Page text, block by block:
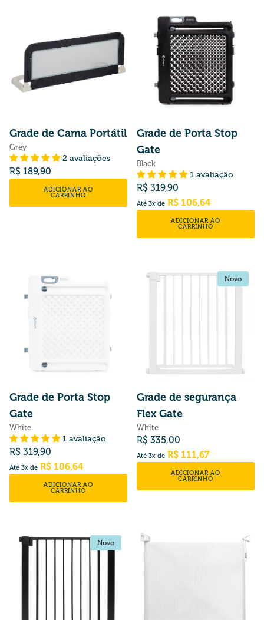
Grade de Cama Portátil
Grey
2 avaliações
Preço normal
R$ 189,90
ADICIONAR AO
CARRINHO
Grade de Porta Stop
Gate
Black
1 avaliação
Preço normal
R$ 319,90
Até 3x de R$ 106,64
ADICIONAR AO
CARRINHO
Grade de Porta Stop
Gate
White
1 avaliação
Preço normal
R$ 319,90
Até 3x de R$ 106,64
ADICIONAR AO
CARRINHO
Novo
Novo
Grade de segurança
Flex Gate
White
Preço normal
R$ 335,00
Até 3x de R$ 111,67
ADICIONAR AO
CARRINHO
Novo
Novo